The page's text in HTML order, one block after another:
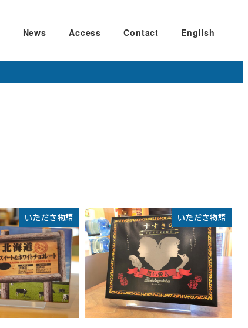
News Access Contact English
いただき物語 いただき物語